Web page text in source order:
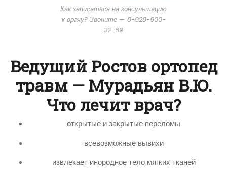
Как записаться на консультацию
к врачу? Звоните — 8-928-900-
32-69
Ведущий Ростов ортопед
травм — Мурадьян В.Ю.
Что лечит врач?
открытые и закрытые переломы
всевозможные вывихи
извлекает инородное тело мягких тканей